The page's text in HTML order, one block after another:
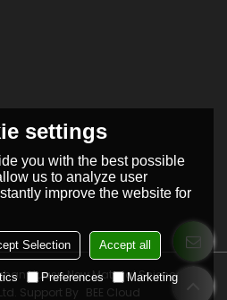
Huasu New Material Science &
Support By BEE Cloud
settings
you with the best possible
us to analyze user
improve the website for
Selection Accept all
Preferences Marketing